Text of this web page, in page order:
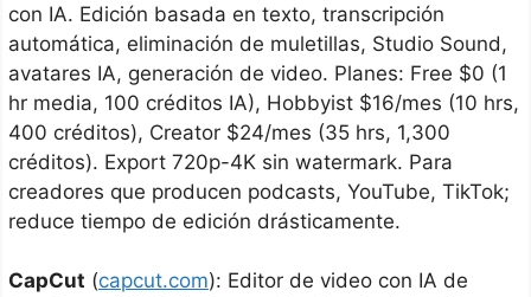
con IA. Edición basada en texto, transcripción
automática, eliminación de muletillas, Studio Sound,
avatares IA, generación de video. Planes: Free $0 (1
hr media, 100 créditos IA), Hobbyist $16/mes (10 hrs,
400 créditos), Creator $24/mes (35 hrs, 1,300
créditos). Export 720p-4K sin watermark. Para
creadores que producen podcasts, YouTube, TikTok;
reduce tiempo de edición drásticamente.
CapCut (capcut.com): Editor de video con IA de